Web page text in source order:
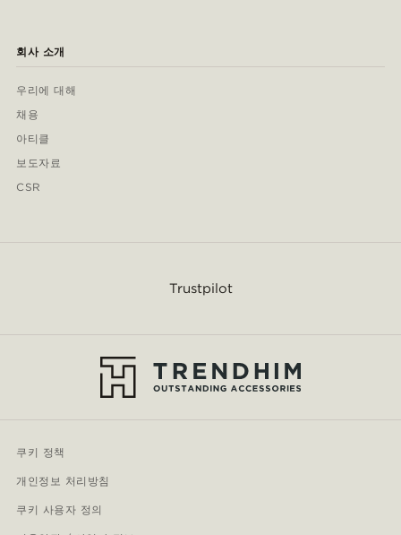
회사 소개
우리에 대해
채용
아티클
보도자료
CSR
Trustpilot
쿠키 정책
개인정보 처리방침
쿠키 사용자 정의